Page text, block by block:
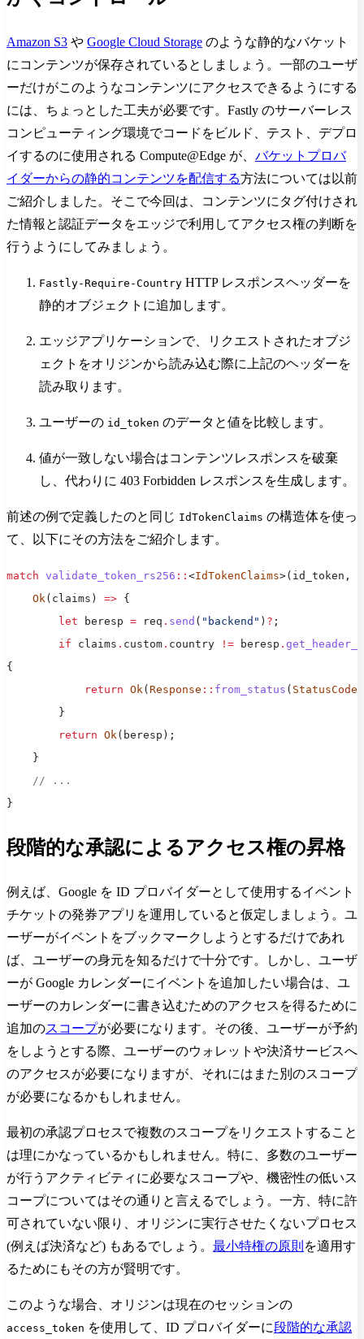
Amazon S3 や Google Cloud Storage のような静的なバケット
にコンテンツが保存されているとしましょう。一部のユーザ
ーだけがこのようなコンテンツにアクセスできるようにする
には、ちょっとした工夫が必要です。Fastly のサーバーレス
コンピューティング環境でコードをビルド、テスト、デプロ
イするのに使用される Compute@Edge が、 バケットプロバ
イダーからの静的コンテンツを配信する方法については以前
ご紹介しました。そこで今回は、コンテンツにタグ付けされ
た情報と認証データをエッジで利用してアクセス権の判断を
行うようにしてみましょう。
Fastly-Require-Country HTTP レスポンスヘッダーを
静的オブジェクトに追加します。
エッジアプリケーションで、リクエストされたオブジ
ェクトをオリジンから読み込む際に上記のヘッダーを
読み取ります。
ユーザーの id_token のデータと値を比較します。
値が一致しない場合はコンテンツレスポンスを破棄
し、代わりに 403 Forbidden レスポンスを生成します。
前述の例で定義したのと同じ IdTokenClaims の構造体を使っ
て、以下にその方法をご紹介します。
match validate_token_rs256 :: <IdTokenClaims>(id_token,
Ok(claims) => {
let beresp = req . send ( "backend" ) ? ;
if claims . custom . country != beresp .
{
return Ok( Response :: from_status ( StatusCode
}
return Ok(beresp);
}
// ...
}
段階的な承認によるアクセス権の昇格
例えば、Google を ID プロバイダーとして使用するイベント
チケットの発券アプリを運用していると仮定しましょう。ユ
ーザーがイベントをブックマークしようとするだけであれ
ば、ユーザーの身元を知るだけで十分です。しかし、ユーザ
ーが Google カレンダーにイベントを追加したい場合は、ユ
ーザーのカレンダーに書き込むためのアクセスを得るために
追加のスコープが必要になります。その後、ユーザーが予約
をしようとする際、ユーザーのウォレットや決済サービスへ
のアクセスが必要になりますが、それにはまた別のスコープ
が必要になるかもしれません。
最初の承認プロセスで複数のスコープをリクエストすること
は理にかなっているかもしれません。特に、多数のユーザー
が行うアクティビティに必要なスコープや、機密性の低いス
コープについてはその通りと言えるでしょう。一方、特に許
可されていない限り、オリジンに実行させたくないプロセス
(例えば決済など) もあるでしょう。 最小特権の原則 を適用す
るためにもその方が賢明です。
このような場合、オリジンは現在のセッションの
access_token を使用して、ID プロバイダーに段階的な承認